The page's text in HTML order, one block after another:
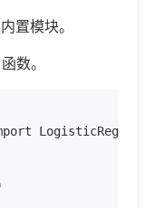
置模块。
函数。